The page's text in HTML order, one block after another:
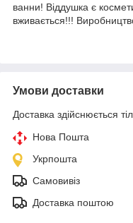
ванни! Віддушка є
вживається!!!
Умови доставки
Доставка здійснюється
Нова Пошта
Укрпошта
Самовивіз
Доставка поштою